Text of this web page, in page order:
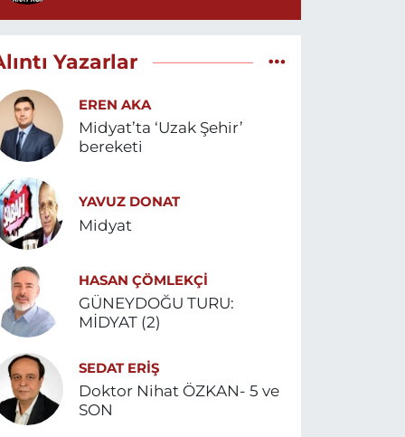
Yazarlar
EREN AKA
Midyat’ta ‘Uzak Şehir’
bereketi
YAVUZ DONAT
Midyat
HASAN ÇÖMLEKÇİ
GÜNEYDOĞU TURU:
MİDYAT (2)
SEDAT ERİŞ
Doktor Nihat ÖZKAN- 5 ve
SON